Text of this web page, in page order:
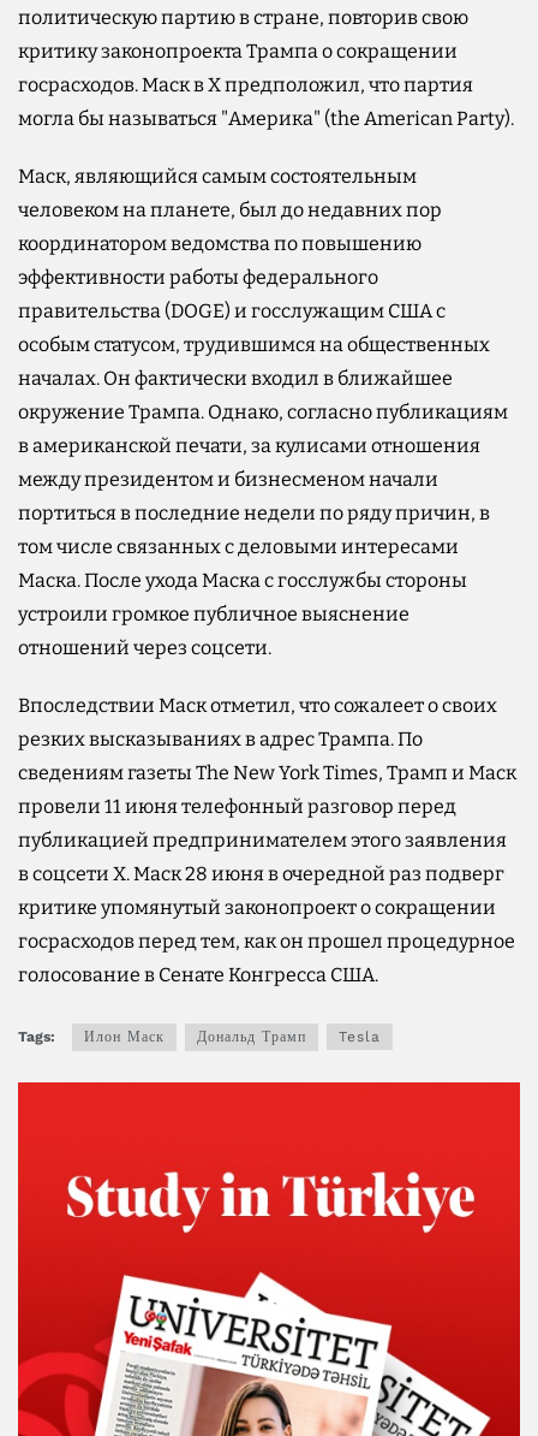
политическую партию в стране, повторив свою
критику законопроекта Трампа о сокращении
госрасходов. Маск в X предположил, что партия
могла бы называться "Америка" (the American Party).
Маск, являющийся самым состоятельным
человеком на планете, был до недавних пор
координатором ведомства по повышению
эффективности работы федерального
правительства (DOGE) и госслужащим США с
особым статусом, трудившимся на общественных
началах. Он фактически входил в ближайшее
окружение Трампа. Однако, согласно публикациям
в американской печати, за кулисами отношения
между президентом и бизнесменом начали
портиться в последние недели по ряду причин, в
том числе связанных с деловыми интересами
Маска. После ухода Маска с госслужбы стороны
устроили громкое публичное выяснение
отношений через соцсети.
Впоследствии Маск отметил, что сожалеет о своих
резких высказываниях в адрес Трампа. По
сведениям газеты The New York Times, Трамп и Маск
провели 11 июня телефонный разговор перед
публикацией предпринимателем этого заявления
в соцсети X. Маск 28 июня в очередной раз подверг
критике упомянутый законопроект о сокращении
госрасходов перед тем, как он прошел процедурное
голосование в Сенате Конгресса США.
Tags: Илон Маск Дональд Трамп Tesla